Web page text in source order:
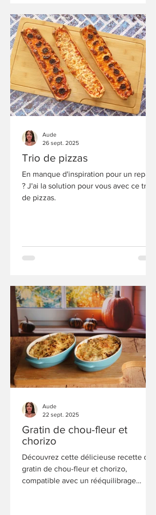
Trio de pizzas
En manque d'inspiration pour un repas
? J'ai la solution pour vous avec ce trio
de pizzas.
Aude
26 sept. 2025
Gratin de chou-fleur et
chorizo
Découvrez cette délicieuse recette de
gratin de chou-fleur et chorizo,
compatible avec un rééquilibrage
Aude
22 sept. 2025